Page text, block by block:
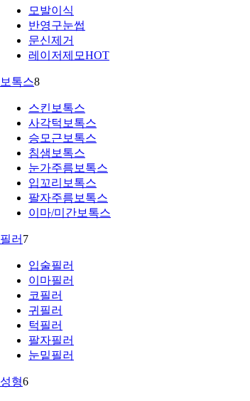
모발이식
반영구눈썹
문신제거
레이저제모HOT
보톡스8
스킨보톡스
사각턱보톡스
승모근보톡스
침샘보톡스
눈가주름보톡스
입꼬리보톡스
팔자주름보톡스
이마/미간보톡스
필러 7
입술필러
이마필러
코필러
귀필러
턱필러
팔자필러
눈밑필러
성형6